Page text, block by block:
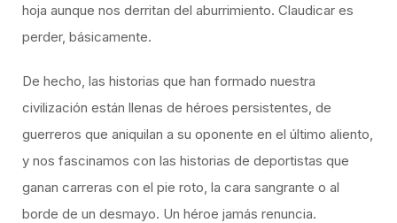
hoja aunque nos derritan del aburrimiento. Claudicar es
perder, básicamente.
De hecho, las historias que han formado nuestra
civilización están llenas de héroes persistentes, de
guerreros que aniquilan a su oponente en el último aliento,
y nos fascinamos con las historias de deportistas que
ganan carreras con el pie roto, la cara sangrante o al
borde de un desmayo. Un héroe jamás renuncia.